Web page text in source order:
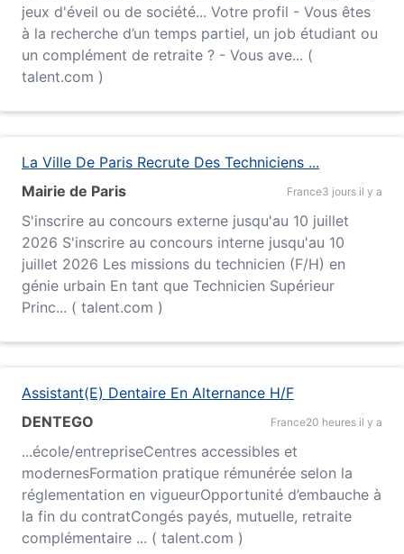
jeux d'éveil ou de société... Votre profil - Vous êtes
à la recherche d’un temps partiel, un job étudiant ou
un complément de retraite ? - Vous ave... (
talent.com )
La Ville De Paris Recrute Des Techniciens ...
Mairie de Paris
France3 jours il y a
S'inscrire au concours externe jusqu'au 10 juillet
2026 S'inscrire au concours interne jusqu'au 10
juillet 2026 Les missions du technicien (F/H) en
génie urbain En tant que Technicien Supérieur
Princ... ( talent.com )
Assistant(E) Dentaire En Alternance H/F
DENTEGO
France20 heures il y a
...école/entrepriseCentres accessibles et
modernesFormation pratique rémunérée selon la
réglementation en vigueurOpportunité d’embauche à
la fin du contratCongés payés, mutuelle, retraite
complémentaire ... ( talent.com )